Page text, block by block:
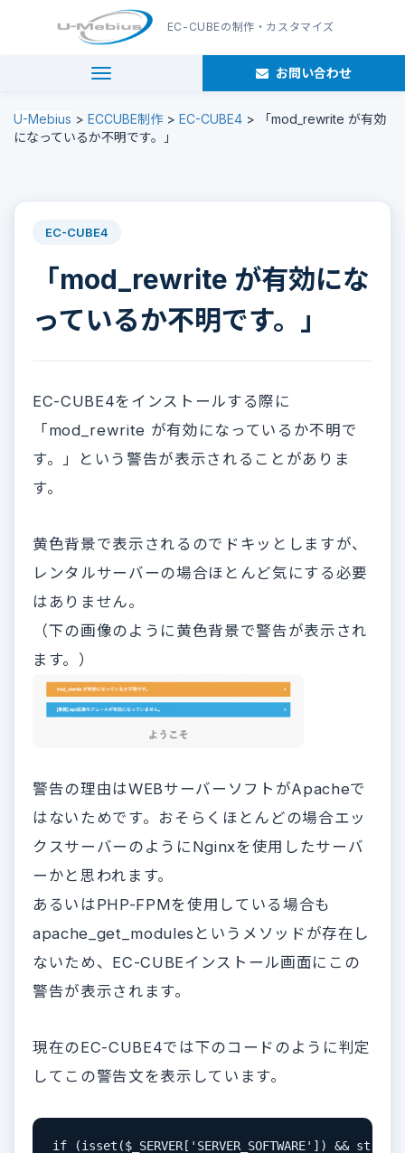
EC-CUBEの制作・カスタマイズ
navigation お問い合わせ
U-Mebius > ECCUBE制作 > EC-CUBE4 >
「mod_rewrite が有効
になっているか不明です。」
EC-CUBE4
「mod_rewrite が有効にな
っているか不明です。」
EC-CUBE4をインストールする際に
「mod_rewrite が有効になっているか不明で
す。」という警告が表示されることがありま
す。
黄色背景で表示されるのでドキッとしますが、
レンタルサーバーの場合ほとんど気にする必要
はありません。
（下の画像のように黄色背景で警告が表示され
ます。）
警告の理由はWEBサーバーソフトがApacheで
はないためです。おそらくほとんどの場合エッ
クスサーバーのようにNginxを使用したサーバ
ーかと思われます。
あるいはPHP-FPMを使用している場合も
apache_get_modulesというメソッドが存在し
ないため、EC-CUBEインストール画面にこの
警告が表示されます。
現在のEC-CUBE4では下のコードのように判定
してこの警告文を表示しています。
if (isset($_SERVER['SERVER_SOFTWARE']) &&